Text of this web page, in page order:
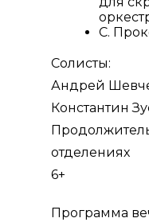
С.
Солисты:
Андрей
Константин
отделениях
6+
Программа